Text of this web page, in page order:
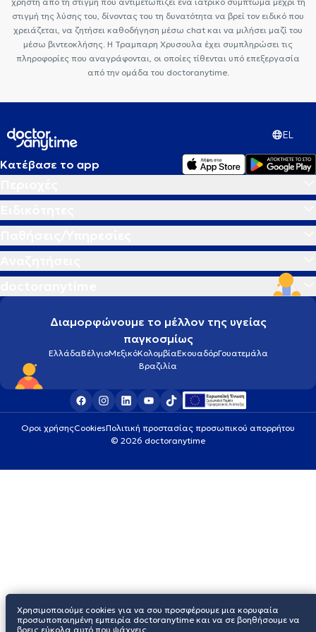
στιγμή της λύσης του, δίνοντας του τη δυνατότητα να βρεί τον ειδικό που
χρειάζεται, να ζητήσει καθοδήγηση μέσω chat και να μιλήσει μαζί του
μέσω βιντεοκλήσης. Η Τραμπαρη Χρυσουλα έχει συμπληρώσει τις
πληροφορίες που αναγράφονται, οι οποίες τίθενται υπό επεξεργασία
από την ομάδα του doctoranytime.
EL
Κατέβασε το app
Διαμορφώνουμε το μέλλον της υγείας
παγκοσμίως
ΕλλάδαΒέλγιοΜεξικόΚολομβίαΕκουαδόρΓουατεμάλα
Βραζιλία
Οροι χρήσηςCookiesΠολιτική προστασίας προσωπικού απορρήτου
© 2026 doctoranytime
Χρησιμοποιούμε cookies για να σου προσφέρουμε μια κορυφαία
προσωποποιημένη εμπειρία doctoranytime και να σε βοηθήσουμε να
βρεις εύκολα αυτό που ψάχνεις.